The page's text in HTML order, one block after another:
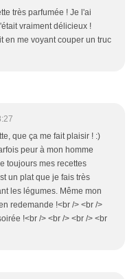
très parfumée ! Je l'ai
vraiment délicieux !
en me voyant couper un truc
que ça me fait plaisir ! :)
peur à mon homme
toujours mes recettes
un plat que je fais très
les légumes. Même mon
redemande !<br /> <br />
!<br /> <br /> <br /> <br